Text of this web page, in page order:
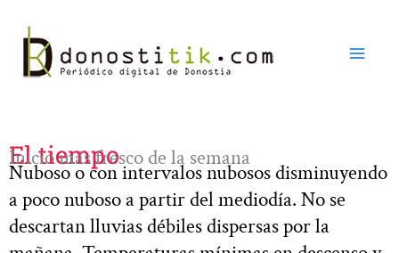
contenido
El tiempo
Inicio más fresco de la semana
Nuboso o con intervalos nubosos disminuyendo
a poco nuboso a partir del mediodía. No se
descartan lluvias débiles dispersas por la